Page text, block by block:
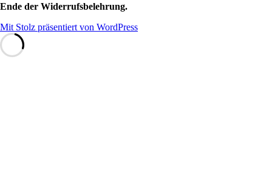
Ende der Widerrufsbelehrung.
Mit Stolz präsentiert von WordPress